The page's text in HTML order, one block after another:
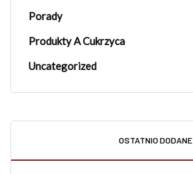
Porady
Produkty A Cukrzyca
Uncategorized
OSTATNIO DODANE